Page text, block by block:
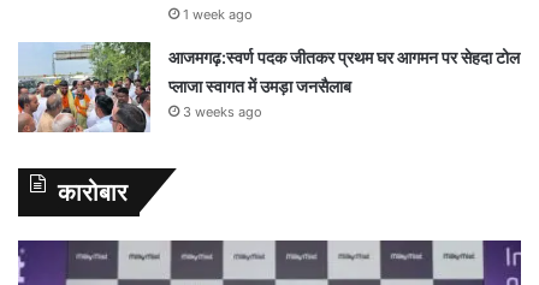
1 week ago
आजमगढ़:स्वर्ण पदक जीतकर प्रथम घर आगमन पर सेहदा टोल
प्लाजा स्वागत में उमड़ा जनसैलाब
3 weeks ago
कारोबार